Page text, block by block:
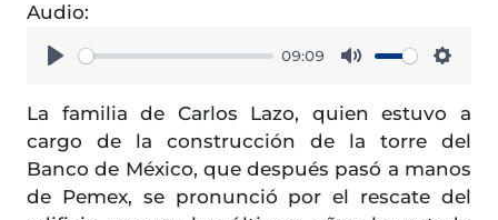
Audio:
09:09
La familia de Carlos Lazo, quien estuvo a
cargo de la construcción de la torre del
Banco de México, que después pasó a manos
de Pemex, se pronunció por el rescate del